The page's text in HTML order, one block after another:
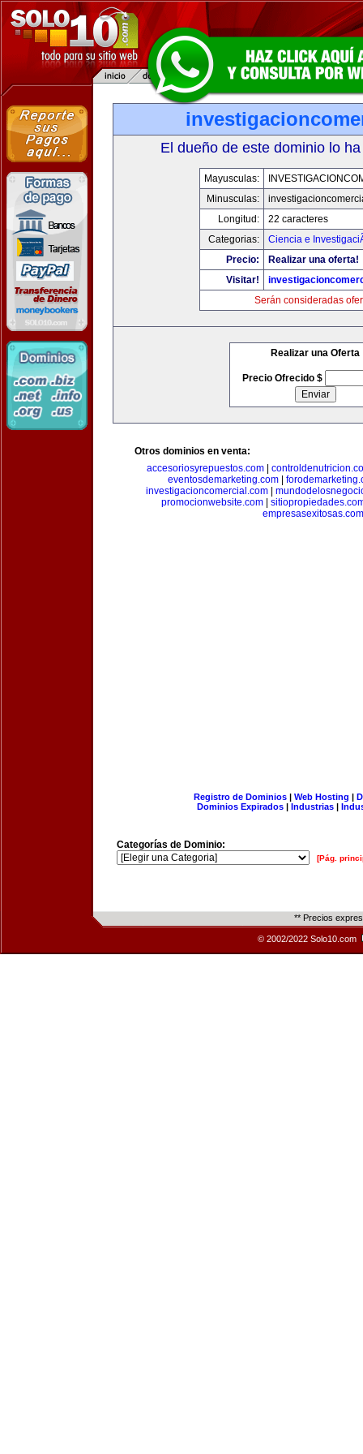
El dueño de este dominio lo
Mayusculas:
Minusculas:
Longitud:
22 caracteres
Categorias:
Ciencia e
Precio:
Realizar una oferta!
Visitar!
Serán consideradas
Realizar una Oferta
Precio Ofrecido $
Otros dominios en venta:
accesoriosyrepuestos.com
eventosdemarketing.com|
investigacioncomercial.com
promocionwebsite.com
empresasexitosas.com
Registro de Dominios| Web Hosting |
Dominios Expirados | Industrias |
Categorías de Dominio:
[Pág.
** Precios
© 2002/2022 Solo10.com